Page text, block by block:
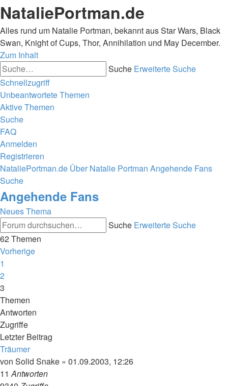
NataliePortman.de
Alles rund um Natalie Portman, bekannt aus Star Wars, Black
Swan, Knight of Cups, Thor, Annihilation und May December.
Zum Inhalt
Suche Erweiterte Suche
Schnellzugriff
Unbeantwortete Themen
Aktive Themen
Suche
FAQ
Anmelden
Registrieren
NataliePortman.de Über Natalie Portman Angehende Fans
Suche
Angehende Fans
Neues Thema
Suche Erweiterte Suche
62 Themen
Vorherige
1
2
3
Themen
Antworten
Zugriffe
Letzter Beitrag
Träumer
von Solid Snake » 01.09.2003, 12:26
11Antworten